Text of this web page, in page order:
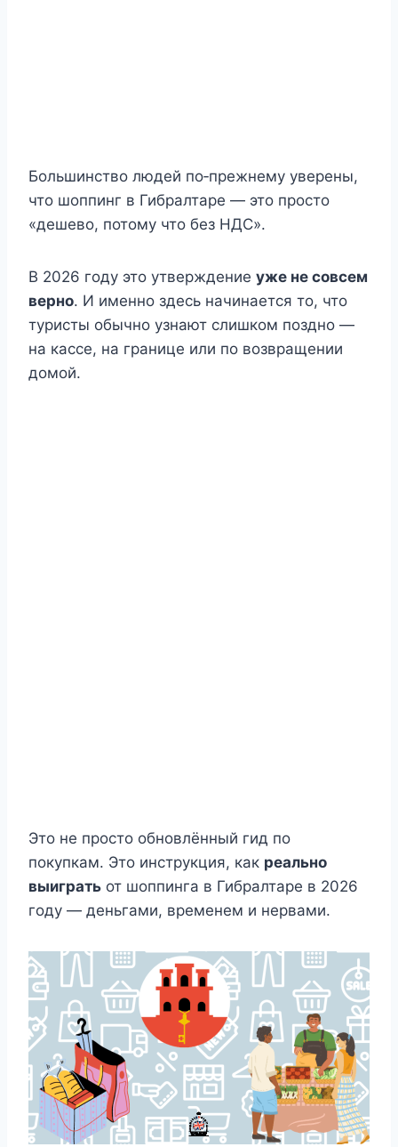
Большинство людей по‑прежнему уверены,
что шоппинг в Гибралтаре — это просто
«дешево, потому что без НДС».
В 2026 году это утверждение уже не совсем
верно. И именно здесь начинается то, что
туристы обычно узнают слишком поздно —
на кассе, на границе или по возвращении
домой.
Это не просто обновлённый гид по
покупкам. Это инструкция, как реально
выиграть от шоппинга в Гибралтаре в 2026
году — деньгами, временем и нервами.